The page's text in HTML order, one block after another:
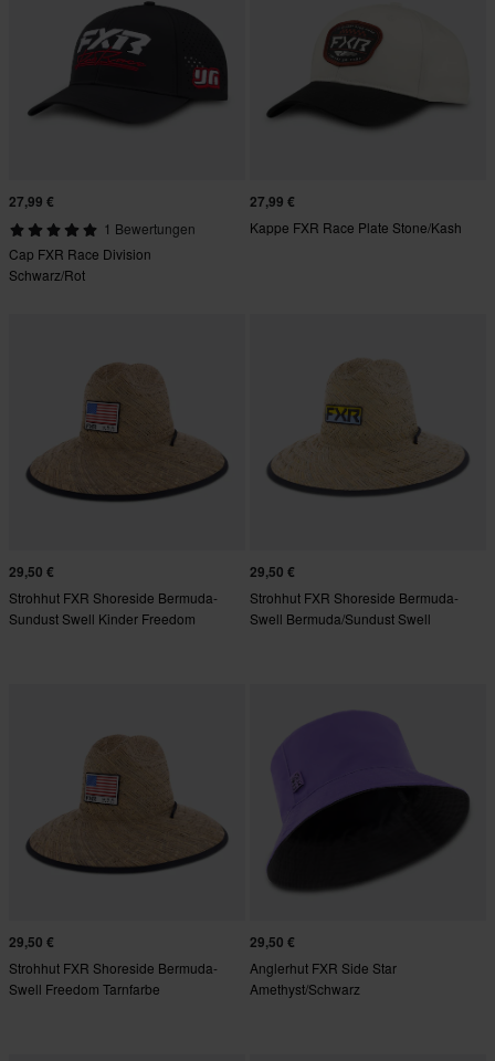
27,99 €
1 Bewertungen
Cap FXR Race Division
Schwarz/Rot
27,99 €
Kappe FXR Race Plate Stone/Kash
29,50 €
Strohhut FXR Shoreside Bermuda-
Sundust Swell Kinder Freedom
29,50 €
Strohhut FXR Shoreside Bermuda-
Swell Bermuda/Sundust Swell
29,50 €
Strohhut FXR Shoreside Bermuda-
Swell Freedom Tarnfarbe
29,50 €
Anglerhut FXR Side Star
Amethyst/Schwarz